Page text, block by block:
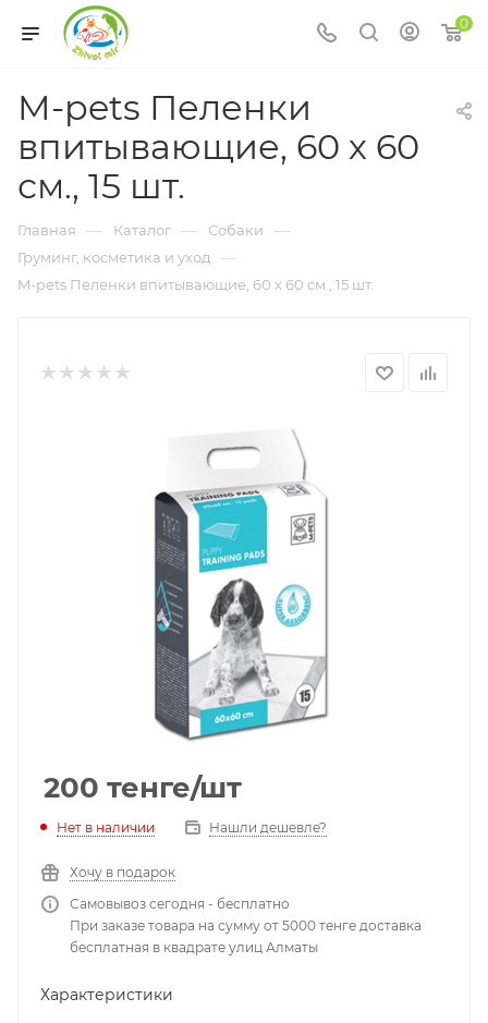
0
M-pets Пеленки
впитывающие, 60 х 60
см., 15 шт.
Главная — Каталог — Собаки —
Груминг, косметика и уход —
M-pets Пеленки впитывающие, 60 х 60 см., 15 шт.
200 тенге/шт
Нет в наличии Нашли дешевле?
Хочу в подарок
Самовывоз сегодня - бесплатно
При заказе товара на сумму от 5000 тенге доставка
бесплатная в квадрате улиц Алматы
Характеристики